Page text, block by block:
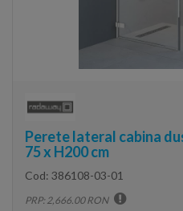
Perete lateral cabina
75 x H200 cm
Cod: 386108-03-01
PRP: 2,666.00 RON